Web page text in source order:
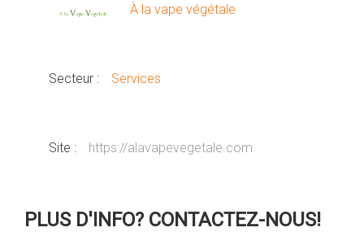
À la vape végétale
Secteur : Services
Site : https://alavapevegetale.com
PLUS D'INFO? CONTACTEZ-NOUS!